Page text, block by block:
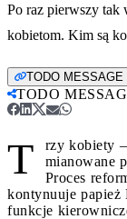
Po raz pierwszy tak
kobietom. Kim są
TODO MESSAGE
TODO
T
rzy kobiety
mianowane
Proces
kontynuuje
funkcje